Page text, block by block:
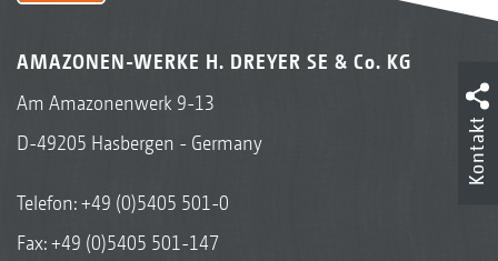
AMAZONEN-WERKE H. DREYER SE & Co. KG
Am Amazonenwerk 9-13
D-49205 Hasbergen - Germany
Telefon:+49 (0)5405 501-0
Fax: +49 (0)5405 501-147
Kontakt